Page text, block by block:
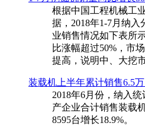
根据中国工程机械工
据，2018年1-7月纳
业销售情况如下表所
比涨幅超过50%，市
提高，说明中、大挖
装载机上半年累计销售6.5
​2018年6月份，纳入
产企业合计销售装载
8595台增长18.9%。